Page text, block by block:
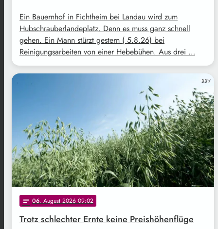
Ein Bauernhof in Fichtheim bei Landau wird zum
Hubschrauberlandeplatz. Denn es muss ganz schnell
gehen. Ein Mann stürzt gestern ( 5.8.26) bei
Reinigungsarbeiten von einer Hebebühen. Aus drei …
BBV
notes 06. August 2026 09:02
Trotz schlechter Ernte keine Preishöhenflüge